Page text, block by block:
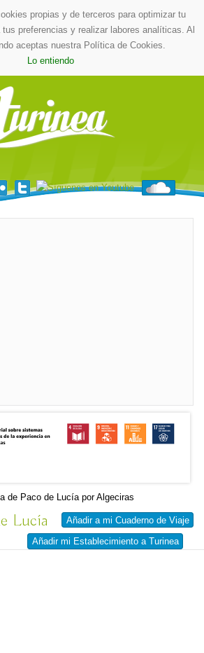
propias y de terceros para optimizar tu
preferencias y realizar labores analíticas. Al
aceptas nuestra Política de Cookies.
Lo entiendo
de Paco de Lucía por Algeciras
Añadir a mi Cuaderno de Viaje
Añadir mi Establecimiento a Turinea
Lucía